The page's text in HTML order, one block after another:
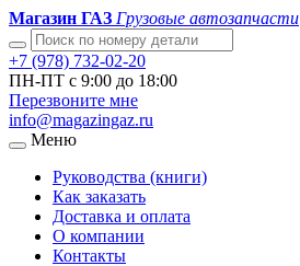
Магазин ГАЗ Грузовые автозапчасти
+7 (978) 732-02-20
ПН-ПТ с 9:00 до 18:00
Перезвоните мне
info@magazingaz.ru
Меню
Руководства (книги)
Как заказать
Доставка и оплата
О компании
Контакты